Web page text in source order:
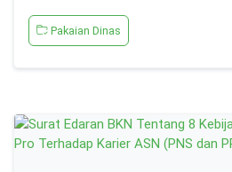
Pakaian Dinas